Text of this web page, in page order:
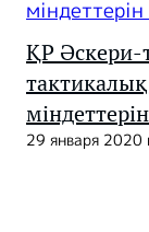
ҚР Әскери-
29 января 2020